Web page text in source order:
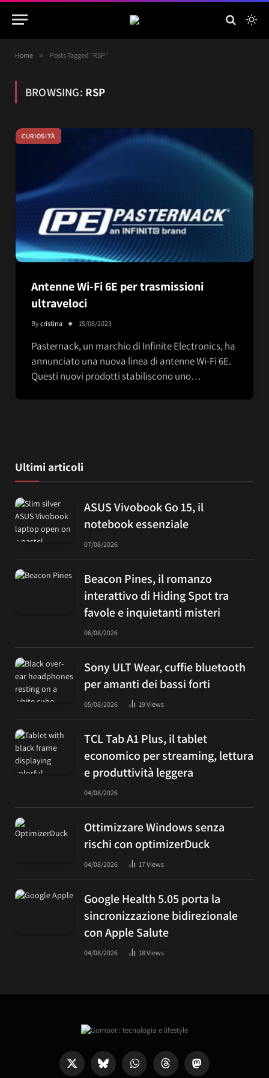
Home » Posts Tagged "RSP"
BROWSING: RSP
CURIOSITÀ
Antenne Wi-Fi 6E per trasmissioni
ultraveloci
Bycristina 15/08/2023
Pasternack, un marchio di Infinite Electronics, ha
annunciato una nuova linea di antenne Wi-Fi 6E.
Questi nuovi prodotti stabiliscono uno…
Ultimi articoli
ASUS Vivobook Go 15, il
notebook essenziale
07/08/2026
Beacon Pines, il romanzo
interattivo di Hiding Spot tra
favole e inquietanti misteri
06/08/2026
Sony ULT Wear, cuffie bluetooth
per amanti dei bassi forti
05/08/2026 19Views
TCL Tab A1 Plus, il tablet
economico per streaming, lettura
e produttività leggera
04/08/2026
Ottimizzare Windows senza
rischi con optimizerDuck
04/08/2026 17Views
Google Health 5.05 porta la
sincronizzazione bidirezionale
con Apple Salute
04/08/2026 18Views
X
Bluesky WhatsAppThreads Mastodon